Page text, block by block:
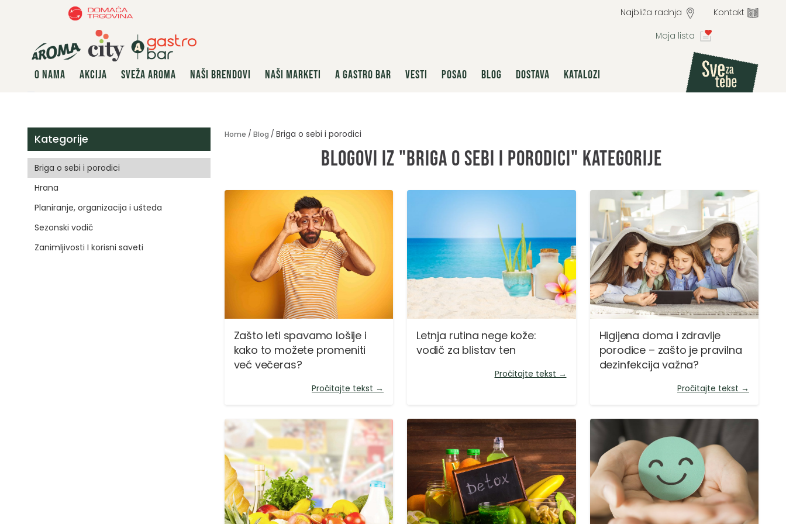
Najbliža radnja Kontakt
O NAMA AKCIJA SVEŽA AROMA NAŠI BRENDOVI NAŠI MARKETI A GASTRO BAR VESTI POSAO BLOG DOSTAVA KATALOZI
Moja lista
Kategorije
Briga o sebi i porodici
Hrana
Planiranje, organizacija i ušteda
Sezonski vodič
Zanimljivosti I korisni saveti
Home Blog Briga o sebi i porodici
Blogovi iz "Briga o sebi i porodici" kategorije
Zašto leti spavamo lošije i
kako to možete promeniti
već večeras?
Pročitajte tekst →
Letnja rutina nege kože:
vodič za blistav ten
Pročitajte tekst →
Higijena doma i zdravlje
porodice – zašto je pravilna
dezinfekcija važna?
Pročitajte tekst →